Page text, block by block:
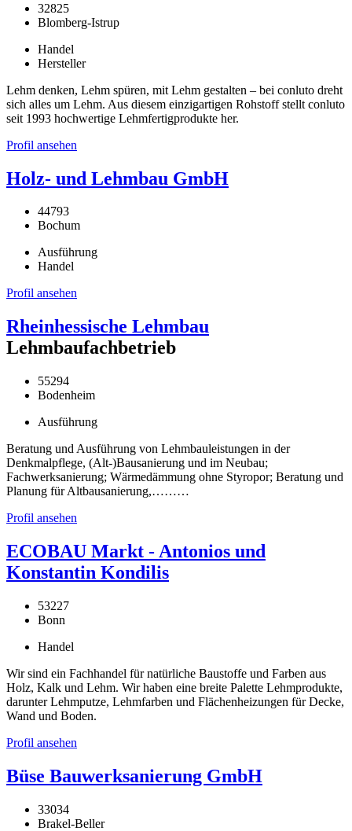
32825
Blomberg-Istrup
Handel
Hersteller
Lehm denken, Lehm spüren, mit Lehm gestalten – bei conluto dreht
sich alles um Lehm. Aus diesem einzigartigen Rohstoff stellt conluto
seit 1993 hochwertige Lehmfertigprodukte her.
Profil ansehen
Holz- und Lehmbau GmbH
44793
Bochum
Ausführung
Handel
Profil ansehen
Rheinhessische Lehmbau
Lehmbaufachbetrieb
55294
Bodenheim
Ausführung
Beratung und Ausführung von Lehmbauleistungen in der
Denkmalpflege, (Alt-)Bausanierung und im Neubau;
Fachwerksanierung; Wärmedämmung ohne Styropor; Beratung und
Planung für Altbausanierung,………
Profil ansehen
ECOBAU Markt - Antonios und
Konstantin Kondilis
53227
Bonn
Handel
Wir sind ein Fachhandel für natürliche Baustoffe und Farben aus
Holz, Kalk und Lehm. Wir haben eine breite Palette Lehmprodukte,
darunter Lehmputze, Lehmfarben und Flächenheizungen für Decke,
Wand und Boden.
Profil ansehen
Büse Bauwerksanierung GmbH
33034
Brakel-Beller